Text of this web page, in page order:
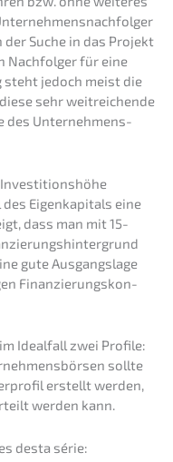
Suche in das Projekt
Nachfol­ger für eine
steht jedoch meist die
sehr weitrei­chen­de
des Unter­neh­mens­
Inves­ti­ti­ons­hö­he
Eigen­ka­pi­tals eine
dass man mit 15-
gute Ausgangs­la­ge
Finan­zie­rungs­kon­
Ideal­fall zwei Profi­le:
sollte
erstellt werden,
werden kann.
desta série: